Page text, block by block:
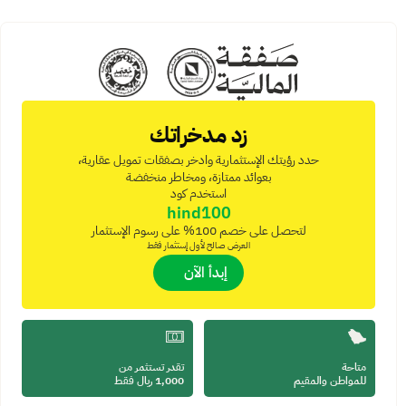
زد مدخراتك
حدد رؤيتك الإستثمارية وادخر بصفقات تمويل عقارية،
بعوائد ممتازة، ومخاطر منخفضة
استخدم كود
hind100
لتحصل على خصم 100% على رسوم الإستثمار
العرض صالح لأول إستثمار فقط
إبدأ الآن
تقدر تستثمر من
1,000 ريال فقط
متاحة
للمواطن والمقيم